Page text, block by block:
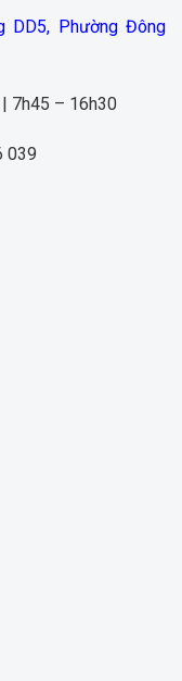
DD5, Phường Đông
7h45 – 16h30
039